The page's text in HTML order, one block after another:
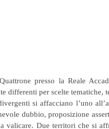
presso la Reale
differenti per scelte tematiche,
si affacciano l’uno
dubbio, proposizione
valicare. Due territori che si